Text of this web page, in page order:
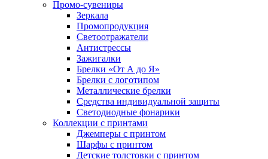
Промо-сувениры
Зеркала
Промопродукция
Светоотражатели
Антистрессы
Зажигалки
Брелки «От А до Я»
Брелки с логотипом
Металлические брелки
Средства индивидуальной защиты
Светодиодные фонарики
Коллекции с принтами
Джемперы с принтом
Шарфы с принтом
Детские толстовки с принтом